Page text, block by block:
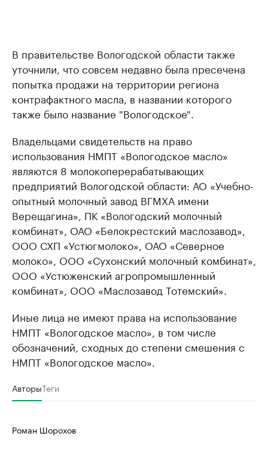
В правительстве Вологодской области также
уточнили, что совсем недавно была пресечена
попытка продажи на территории региона
контрафактного масла, в названии которого
также было название "Вологодское".
Владельцами свидетельств на право
использования НМПТ «Вологодское масло»
являются 8 молокоперерабатывающих
предприятий Вологодской области: АО «Учебно-
опытный молочный завод ВГМХА имени
Верещагина», ПК «Вологодский молочный
комбинат», ОАО «Белокрестский маслозавод»,
ООО СХП «Устюгмолоко», ОАО «Северное
молоко», ООО «Сухонский молочный комбинат»,
ООО «Устюженский агропромышленный
комбинат», ООО «Маслозавод Тотемский».
Иные лица не имеют права на использование
НМПТ «Вологодское масло», в том числе
обозначений, сходных до степени смешения с
НМПТ «Вологодское масло».
АвторыТеги
Роман Шорохов